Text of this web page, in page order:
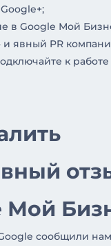
в Google Мой
и явный PR
к работе
Мой
сообщили